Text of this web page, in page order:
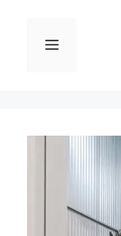
القائمة